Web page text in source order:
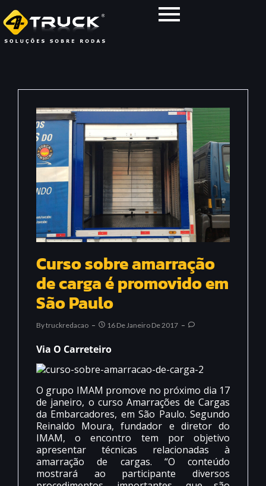
Curso sobre amarração
de carga é promovido em
São Paulo
ByTruckredacao 16 De Janeiro De 2017
Via O Carreteiro
O grupo IMAM promove no próximo dia 17
de janeiro, o curso Amarrações de Cargas
da Embarcadores, em São Paulo. Segundo
Reinaldo Moura, fundador e diretor do
IMAM, o encontro tem por objetivo
apresentar técnicas relacionadas à
amarração de cargas. “O conteúdo
mostrará ao participante diversos